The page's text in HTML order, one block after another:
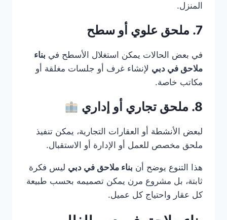
المنزل.
7. ملحق علوي أو سطح
في بعض الحالات يمكن استغلال الأسطح في بناء
ملاحق في دبي لإنشاء غرف أو جلسات مغلقة أو
مكاتب خاصة.
8. ملحق تجاري أو إداري
لبعض الأنشطة أو العقارات التجارية، يمكن تنفيذ
ملحق مخصص للعمل أو الإدارة أو الاستقبال.
هذا التنوع يوضح أن بناء ملاحق في دبي ليس فكرة
ثابتة، بل مشروع مرن يمكن تصميمه بحسب طبيعة
كل عقار واحتياج كل عميل.